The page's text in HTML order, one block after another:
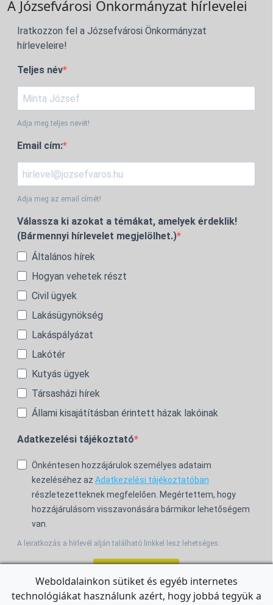
A Józsefvárosi Önkormányzat hírlevelei
Iratkozzon fel a Józsefvárosi Önkormányzat
hírleveleire!
Teljes név
Adja meg teljes nevét!
Email cím:
Adja meg az email címét!
Válassza ki azokat a témákat, amelyek érdeklik!
(Bármennyi hírlevelet megjelölhet.)
Általános hírek
Hogyan vehetek részt
Civil ügyek
Lakásügynökség
Lakáspályázat
Lakótér
Kutyás ügyek
Társasházi hírek
Állami kisajátításban érintett házak lakóinak
Adatkezelési tájékoztató
Önkéntesen hozzájárulok személyes adataim
kezeléséhez az Adatkezelési tájékoztatóban
részletezetteknek megfelelően. Megértettem, hogy
hozzájárulásom visszavonására bármikor lehetőségem
van.
A leiratkozás a hírlevél alján található linkkel lesz lehetséges.
Weboldalainkon sütiket és egyéb internetes
technológiákat használunk azért, hogy jobbá tegyük a